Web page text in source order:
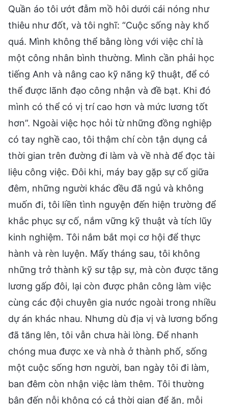
Quần áo tôi ướt đẫm mồ hôi dưới cái nóng như
thiêu như đốt, và tôi nghĩ: “Cuộc sống này khổ
quá. Mình không thể bằng lòng với việc chỉ là
một công nhân bình thường. Mình cần phải học
tiếng Anh và nâng cao kỹ năng kỹ thuật, để có
thể được lãnh đạo công nhận và đề bạt. Khi đó
mình có thể có vị trí cao hơn và mức lương tốt
hơn”. Ngoài việc học hỏi từ những đồng nghiệp
có tay nghề cao, tôi thậm chí còn tận dụng cả
thời gian trên đường đi làm và về nhà để đọc tài
liệu công việc. Đôi khi, máy bay gặp sự cố giữa
đêm, những người khác đều đã ngủ và không
muốn đi, tôi liền tình nguyện đến hiện trường để
khắc phục sự cố, nắm vững kỹ thuật và tích lũy
kinh nghiệm. Tôi nắm bắt mọi cơ hội để thực
hành và rèn luyện. Mấy tháng sau, tôi không
những trở thành kỹ sư tập sự, mà còn được tăng
lương gấp đôi, lại còn được phân công làm việc
cùng các đội chuyên gia nước ngoài trong nhiều
dự án khác nhau. Nhưng dù địa vị và lương bổng
đã tăng lên, tôi vẫn chưa hài lòng. Để nhanh
chóng mua được xe và nhà ở thành phố, sống
một cuộc sống hơn người, ban ngày tôi đi làm,
ban đêm còn nhận việc làm thêm. Tôi thường
bận đến nỗi không có cả thời gian để ăn, mỗi